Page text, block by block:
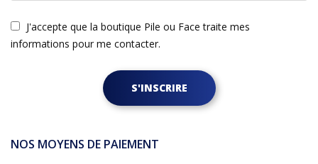
J'accepte que la boutique Pile ou Face traite mes
informations pour me contacter.
S'INSCRIRE
NOS MOYENS DE PAIEMENT